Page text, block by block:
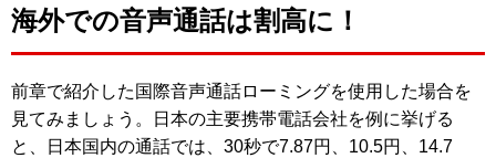
海外での音声通話は割高に！
前章で紹介した国際音声通話ローミングを使用した場合を
見てみましょう。日本の主要携帯電話会社を例に挙げる
と、日本国内の通話では、30秒で7.87円、10.5円、14.7